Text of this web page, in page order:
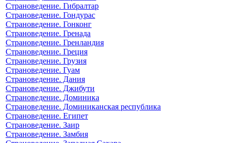
Страноведение. Гибралтар
Страноведение. Гондурас
Страноведение. Гонконг
Страноведение. Гренада
Страноведение. Гренландия
Страноведение. Греция
Страноведение. Грузия
Страноведение. Гуам
Страноведение. Дания
Страноведение. Джибути
Страноведение. Доминика
Страноведение. Доминиканская республика
Страноведение. Египет
Страноведение. Заир
Страноведение. Замбия